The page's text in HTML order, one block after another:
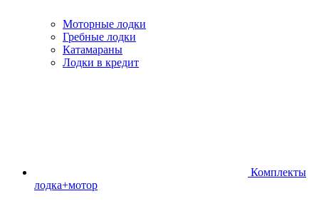
Моторные лодки
Гребные лодки
Катамараны
Лодки в кредит
Комплекты
лодка+мотор